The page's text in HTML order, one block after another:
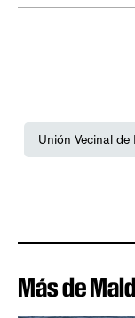
Unión Vecinal
Más de